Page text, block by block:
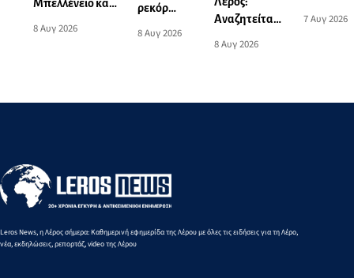
Μπελλένειο και
αλλάζουν όψη
8 Αυγ 2026
ρεκόρ
Αιγαίου
8 Αυγ 2026
Αναζητείται
για την
Νοσοκομείου
8 Αυγ 2026
σχετικά
7 Αυγ 2026
Leros News, η Λέρος σήμερα: Καθημερινή εφημερίδα της Λέρου με όλες τις ειδήσεις για τη Λέρο,
νέα, εκδηλώσεις, ρεπορτάζ, video της Λέρου